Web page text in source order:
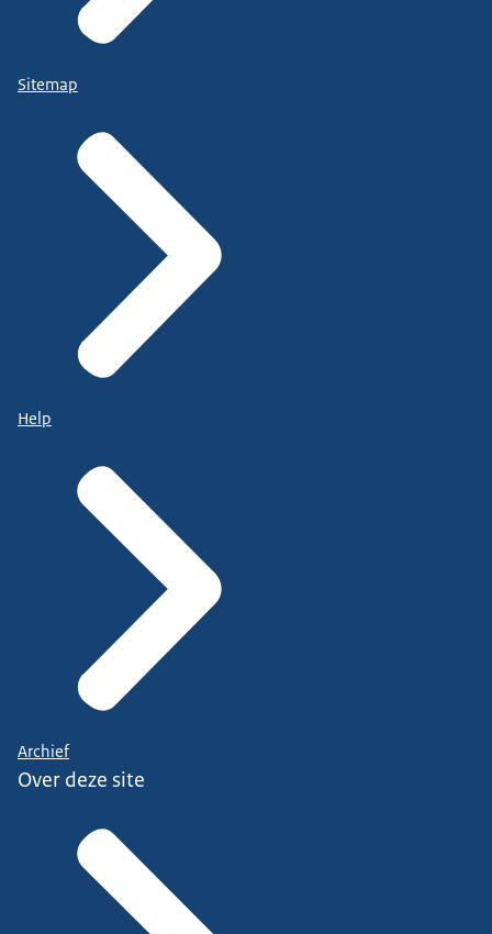
Sitemap
Help
Archief
Over deze site